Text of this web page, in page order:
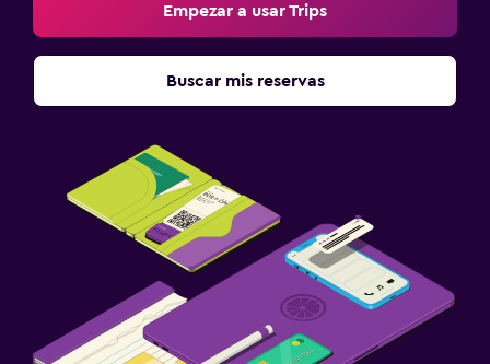
Empezar a usar Trips
Buscar mis reservas